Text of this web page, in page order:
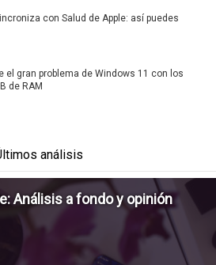
con Salud de Apple: así puedes
el gran problema de Windows 11 con los
de RAM
análisis
Análisis a fondo y opinión